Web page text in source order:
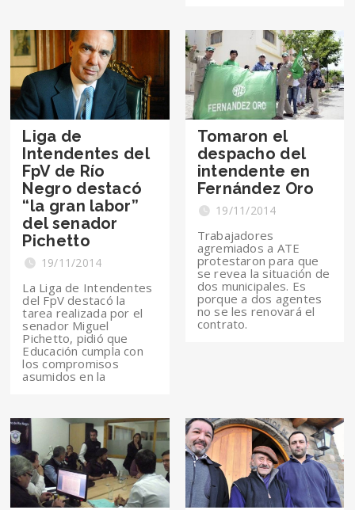
Liga de
Intendentes del
FpV de Río
Negro destacó
“la gran labor”
del senador
Pichetto
19/11/2014
La Liga de Intendentes
del FpV destacó la
tarea realizada por el
senador Miguel
Pichetto, pidió que
Educación cumpla con
los compromisos
asumidos en la
Tomaron el
despacho del
intendente en
Fernández Oro
19/11/2014
Trabajadores
agremiados a ATE
protestaron para que
se revea la situación de
dos municipales. Es
porque a dos agentes
no se les renovará el
contrato.